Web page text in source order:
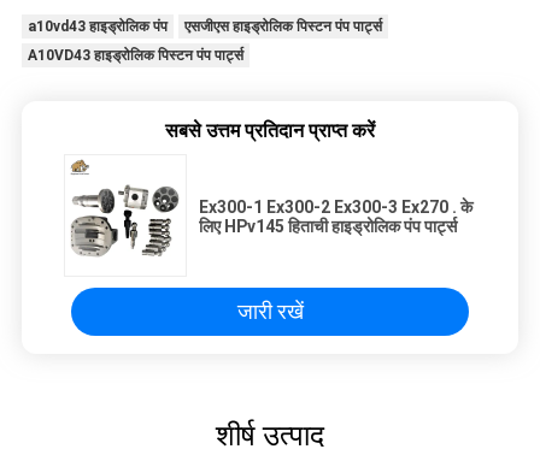
a10vd43 हाइड्रोलिक पंप
एसजीएस हाइड्रोलिक पिस्टन पंप पार्ट्स
A10VD43 हाइड्रोलिक पिस्टन पंप पार्ट्स
सबसे उत्तम प्रतिदान प्राप्त करें
Ex300-1 Ex300-2 Ex300-3 Ex270 . के
लिए HPv145 हिताची हाइड्रोलिक पंप पार्ट्स
जारी रखें
शीर्ष उत्पाद